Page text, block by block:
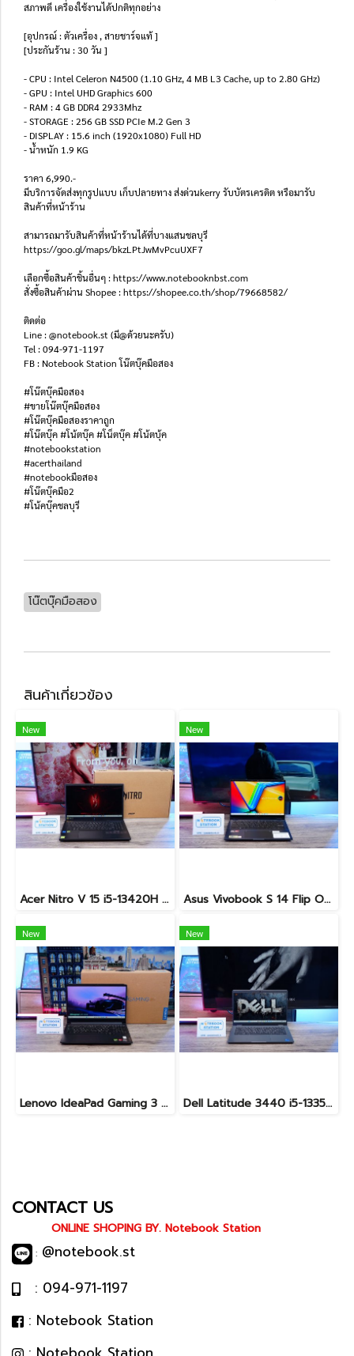
สภาพดี เครื่องใช้งานได้ปกติทุกอย่าง
[อุปกรณ์ : ตัวเครื่อง , สายชาร์จแท้ ]
[ประกันร้าน : 30 วัน ]
- CPU : Intel Celeron N4500 (1.10 GHz, 4 MB L3 Cache, up to 2.80 GHz)
- GPU : Intel UHD Graphics 600
- RAM : 4 GB DDR4 2933Mhz
- STORAGE : 256 GB SSD PCIe M.2 Gen 3
- DISPLAY : 15.6 inch (1920x1080) Full HD
- น้ำหนัก 1.9 KG
ราคา 6,990.-
มีบริการจัดส่งทุกรูปแบบ เก็บปลายทาง ส่งด่วนkerry รับบัตรเครดิต หรือมารับ
สินค้าที่หน้าร้าน
สามารถมารับสินค้าที่หน้าร้านได้ที่บางแสนชลบุรี
https://goo.gl/maps/bkzLPtJwMvPcuUXF7
เลือกซื้อสินค้าชิ้นอื่นๆ : https://www.notebooknbst.com
สั่งซื้อสินค้าผ่าน Shopee : https://shopee.co.th/shop/79668582/
ติดต่อ
Line : @notebook.st (มี@ด้วยนะครับ)
Tel : 094-971-1197
FB : Notebook Station โน๊ตบุ๊คมือสอง
#โน๊ตบุ๊คมือสอง
#ขายโน๊ตบุ๊คมือสอง
#โน๊ตบุ๊คมือสองราคาถูก
#โน๊ตบุ๊ค #โน้ตบุ๊ค #โน็ตบุ๊ค #โน้ตบุ้ค
#notebookstation
#acerthailand
#notebookมือสอง
#โน๊ตบุ๊คมือ2
#โน้คบุ๊คชลบุรี
โน๊ตบุ๊คมือสอง
สินค้าเกี่ยวข้อง
New
Acer Nitro V 15 i5-13420H Ram16 RTX2050(4GB) SSD512GB จอ15.6นิ้ว FHD 144Hz เกมมิ่งรุ่นใหม่ ดีไซน์ฝาหลังสุดเท่ มีประกันศูนย์2027 เครื่องพร้อมใช้งาน ราคาสุดคุ้มเพียง 17,990.-
New
Asus Vivobook S 14 Flip OLED ทัชกรีนหมุนจอ360องศา Ryzen7-7730U Ram24 SSD512GB จอ14 2.8K OLED 90Hz จอภาพสวยคมชัดมาก ดีไซน์สวยทันสมัย ราคา 18,990.-
New
Lenovo IdeaPad Gaming 3 Ryzen5-5500H RAM16 RTX2050(4GB) 512GB M.2 จอ15.6 FHD 144Hz สเปคเกมมิ่ง คีย์บอร์ดไฟสีRGB เครื่องพร้อมใช้งาน ราคาเพียง 16,900.-
New
Dell Latitude 3440 i5-1335U Ram8 SSD512 จอ14นิ้ว สเปคดี คีย์บอร์ดไฟ เครื่องประมวลผลไวพร้อมใช้งาน เพียง 13,990.-
CONTACT US
ONLINE SHOPING BY. Notebook Station
: @notebook.st
: 094-971-1197
: Notebook Station